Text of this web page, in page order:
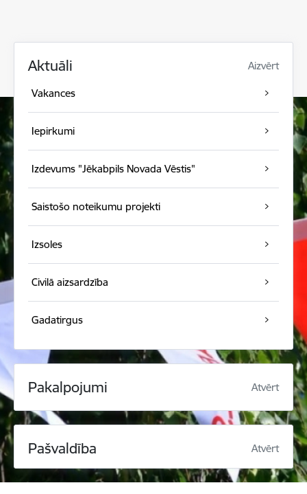
Aktuāli Aizvērt
Vakances
Iepirkumi
Izdevums "Jēkabpils Novada Vēstis"
Saistošo noteikumu projekti
Izsoles
Civilā aizsardzība
Gadatirgus
Pakalpojumi Atvērt
Pašvaldība Atvērt